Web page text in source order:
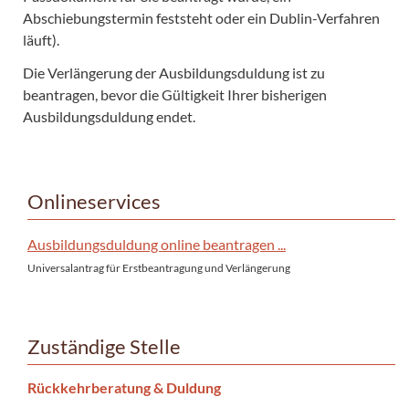
Abschiebungstermin feststeht oder ein Dublin-Verfahren
läuft).
Die Verlängerung der Ausbildungsduldung ist zu
beantragen, bevor die Gültigkeit Ihrer bisherigen
Ausbildungsduldung endet.
Onlineservices
Ausbildungsduldung online beantragen ...
Universalantrag für Erstbeantragung und Verlängerung
Zuständige Stelle
Rückkehrberatung & Duldung